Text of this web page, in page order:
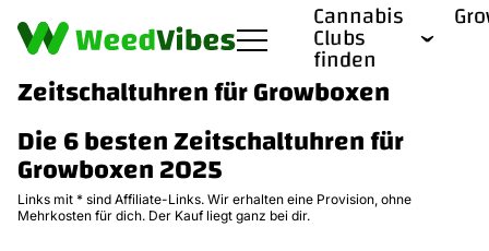
Cannabis
Clubs
finden
Zeitschaltuhren für Growboxen
Die 6 besten Zeitschaltuhren für
Growboxen 2025
Links mit * sind Affiliate-Links. Wir erhalten eine Provision, ohne
Mehrkosten für dich. Der Kauf liegt ganz bei dir.